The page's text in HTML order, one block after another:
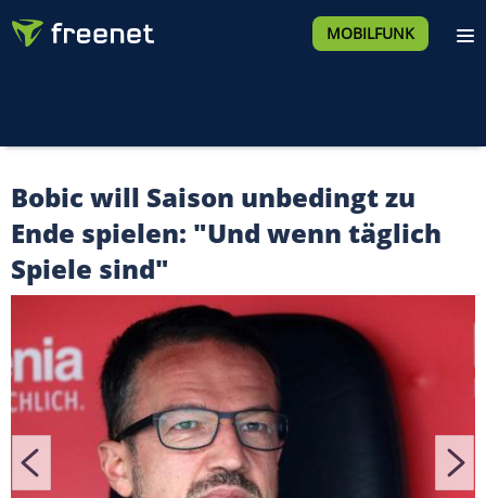
MOBILFUNK
Bobic will Saison unbedingt zu
Ende spielen: "Und wenn täglich
Spiele sind"